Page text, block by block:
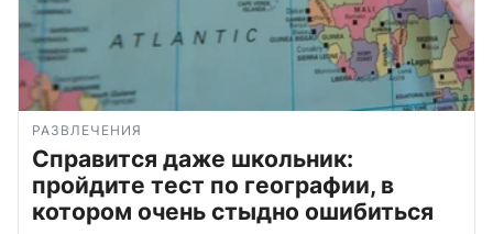
РАЗВЛЕЧЕНИЯ
Справится даже школьник:
пройдите тест по географии, в
котором очень стыдно ошибиться